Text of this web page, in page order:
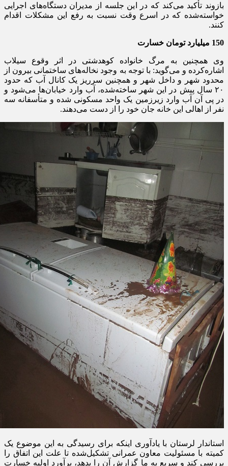
بازوند تأکید می‌کند که در این جلسه از مدیران دستگاه‌های اجرایی
خواسته‌شده که در اسرع وقت نسبت به رفع این مشکلات اقدام
کنند.
150 میلیارد تومان خسارت
وی همچنین به مرگ خانواده کوهدشتی در اثر وقوع سیلاب
اشاره‌کرده و می‌گوید: با توجه به وجود نخاله‌های ساختمانی بیرون از
محدود شهر و داخل شهر و همچنین سرریز یک کانال آب که حدود
۲۰ سال پیش در این شهر ساخته‌شده، آب وارد خیابان‌ها می‌شود و
در پی آن آب وارد زیرزمین یک واحد مسکونی شده و متأسفانه سه
نفر از اهالی این خانه جان خود را از دست می‌دهند.
استاندار لرستان با یادآوری اینکه برای رسیدگی به این موضوع یک
کمیته با مسئولیت معاون عمرانی تشکیل‌شده تا علت این اتفاق را
بررسی کند و سریع به ما گزارش آن را بدهد، برآورد اولیه خسارت